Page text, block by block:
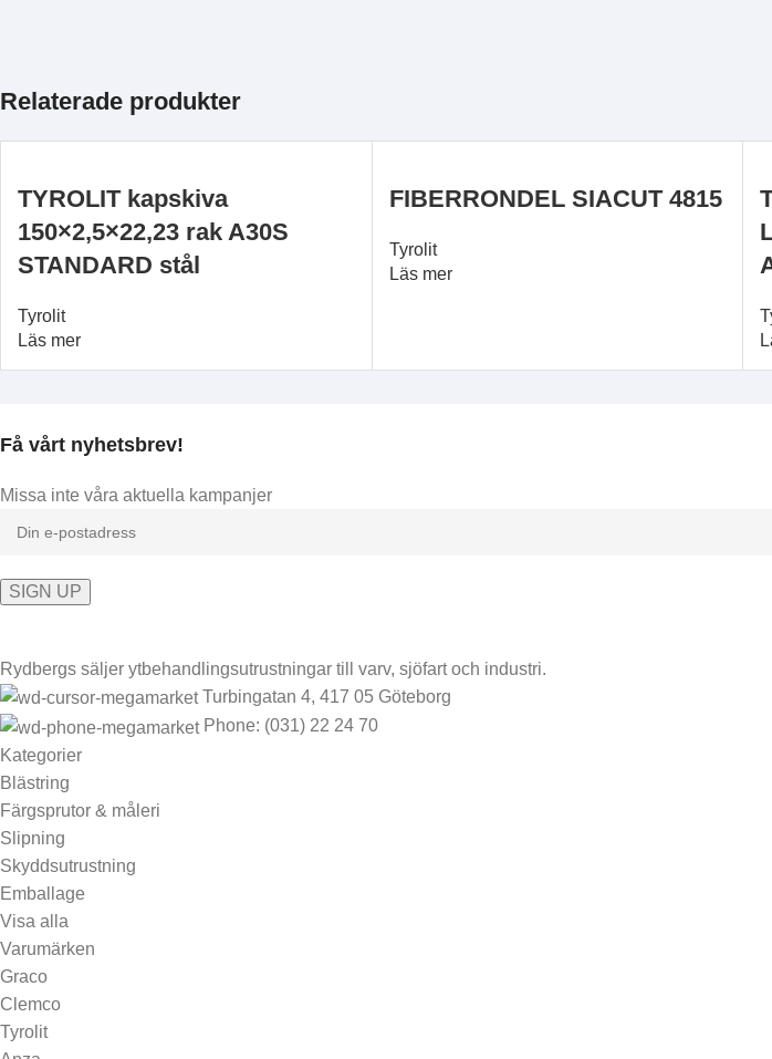
Relaterade produkter
TYROLIT kapskiva
150×2,5×22,23 rak A30S
STANDARD stål
Tyrolit
Läs mer
FIBERRONDEL SIACUT 4815
Tyrolit
Läs mer
Få vårt nyhetsbrev!
Missa inte våra aktuella kampanjer
Rydbergs säljer ytbehandlingsutrustningar till varv, sjöfart och industri.
Turbingatan 4, 417 05 Göteborg
Phone: (031) 22 24 70
Kategorier
Blästring
Färgsprutor & måleri
Slipning
Skyddsutrustning
Emballage
Visa alla
Varumärken
Graco
Clemco
Tyrolit